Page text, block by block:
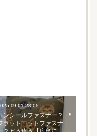
23:05
ンシールファスナー？
ラットニットファスナ
？どう違う【広島洋…